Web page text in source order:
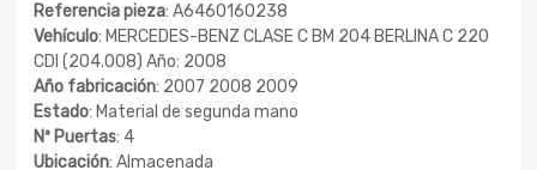
Referencia pieza: A6460160238
Vehículo: MERCEDES-BENZ CLASE C BM 204 BERLINA C 220
CDI (204.008) Año: 2008
Año fabricación: 2007 2008 2009
Estado: Material de segunda mano
Nº Puertas: 4
Ubicación: Almacenada